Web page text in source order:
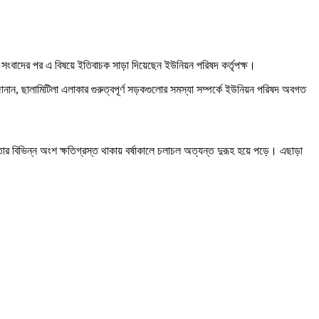
পর এ বিষয়ে ইতিবাচক সাড়া দিয়েছেন ইউনিয়ন পরিষদ কর্তৃপক্ষ।
ছালামিটিলা এলাকার গুরুত্বপূর্ণ সড়কগুলোর সমস্যা সম্পর্কে ইউনিয়ন পরিষদ অবগত
বিভিন্ন অংশ ক্ষতিগ্রস্ত থাকায় বর্ষাকালে চলাচল অত্যন্ত দুরূহ হয়ে পড়ে। এছাড়া